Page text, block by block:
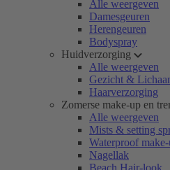
Alle weergeven
Damesgeuren
Herengeuren
Bodyspray
Huidverzorging
Alle weergeven
Gezicht &
Haarverzorging
Zomerse make-up en
Alle weergeven
Mists & setting
Waterproof
Nagellak
Beach Hair-look